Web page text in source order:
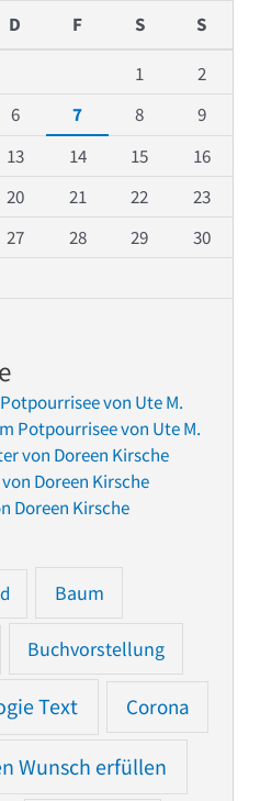
D F S S
1
2
6 7 8
9
13 14 15
16
20 21 22
23
27 28 29
30
von Ute M.
Potpourrisee von Ute M.
von Doreen Kirsche
Doreen Kirsche
Doreen Kirsche
Baum
Buchvorstellung
Text Corona
Wunsch erfüllen